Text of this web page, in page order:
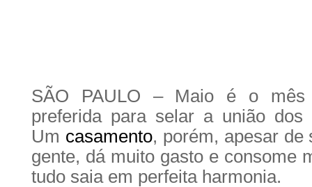
SÃO PAULO – Maio é o mês
preferida para selar a união dos
Um casamento, porém, apesar de
gente, dá muito gasto e consome
tudo saia em perfeita harmonia.